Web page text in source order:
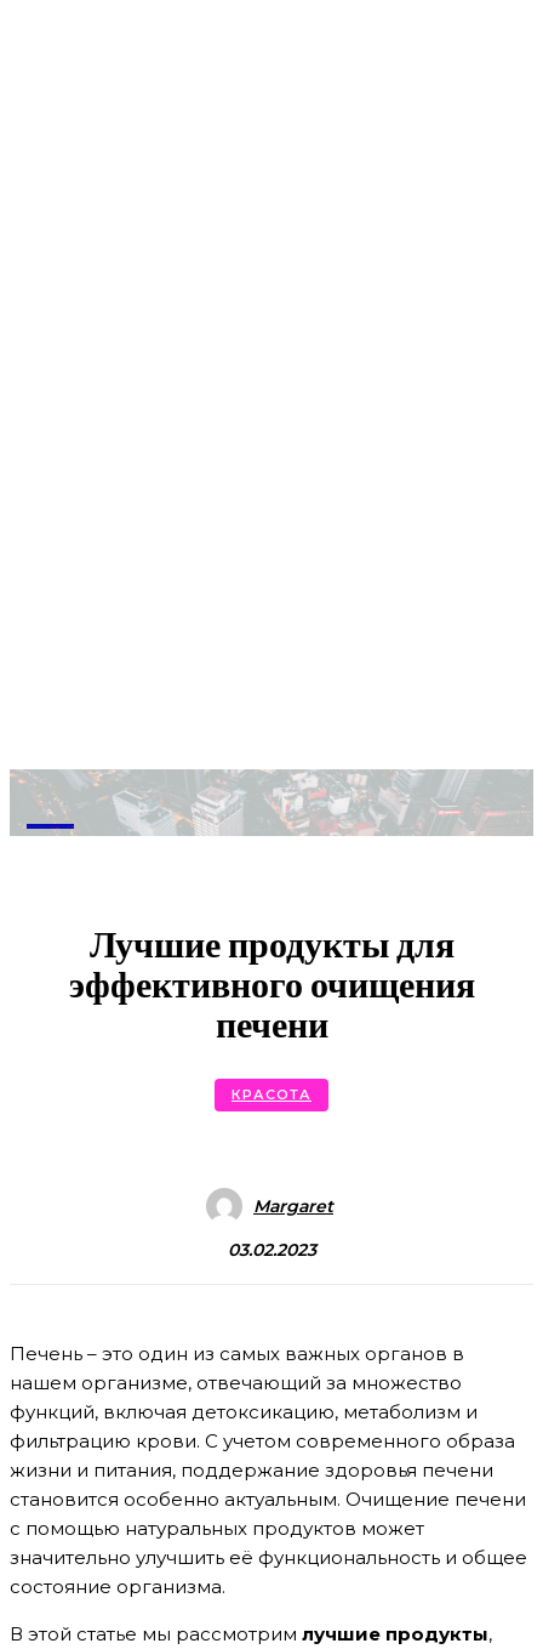
M
Лучшие продукты для
эффективного очищения
печени
КРАСОТА
Margaret
03.02.2023
Печень – это один из самых важных органов в
нашем организме, отвечающий за множество
функций, включая детоксикацию, метаболизм и
фильтрацию крови. С учетом современного образа
жизни и питания, поддержание здоровья печени
становится особенно актуальным. Очищение печени
с помощью натуральных продуктов может
значительно улучшить её функциональность и общее
состояние организма.
В этой статье мы рассмотрим лучшие продукты,